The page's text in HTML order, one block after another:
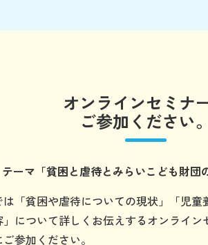
オンラインセミナ
ご参加ください。
テーマ 「貧困と虐待とみらいこども財団
「貧困や虐待についての現状」「児
について詳しくお伝えするオンライ
参加ください。